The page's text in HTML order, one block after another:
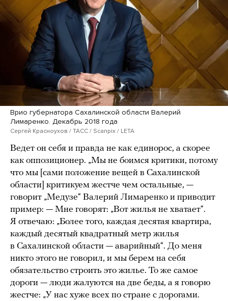
Врио губернатора Сахалинской области Валерий
Лимаренко. Декабрь 2018 года
Сергей Красноухов / ТАСС / Scanpix / LETA
Ведет он себя и правда не как единорос, а скорее
как оппозиционер. „Мы не боимся критики, потому
что мы [сами положение вещей в Сахалинской
области] критикуем жестче чем остальные, —
говорит „Медузе“ Валерий Лимаренко и приводит
пример: — Мне говорят: „Вот жилья не хватает“.
Я отвечаю: „Более того, каждая десятая квартира,
каждый десятый квадратный метр жилья
в Сахалинской области — аварийный“. До меня
никто этого не говорил, и мы берем на себя
обязательство строить это жилье. То же самое
дороги — люди жалуются на две беды, а я говорю
жестче: „У нас хуже всех по стране с дорогами.